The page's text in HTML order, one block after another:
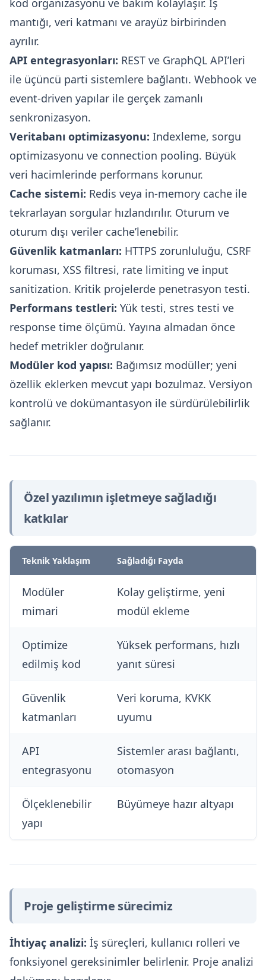
kod organizasyonu ve bakım kolaylaşır. İş
mantığı, veri katmanı ve arayüz birbirinden
ayrılır.
API entegrasyonları: REST ve GraphQL API’leri
ile üçüncü parti sistemlere bağlantı. Webhook ve
event-driven yapılar ile gerçek zamanlı
senkronizasyon.
Veritabanı optimizasyonu: Indexleme, sorgu
optimizasyonu ve connection pooling. Büyük
veri hacimlerinde performans korunur.
Cache sistemi: Redis veya in-memory cache ile
tekrarlayan sorgular hızlandırılır. Oturum ve
oturum dışı veriler cache’lenebilir.
Güvenlik katmanları: HTTPS zorunluluğu, CSRF
koruması, XSS filtresi, rate limiting ve input
sanitization. Kritik projelerde penetrasyon testi.
Performans testleri: Yük testi, stres testi ve
response time ölçümü. Yayına almadan önce
hedef metrikler doğrulanır.
Modüler kod yapısı: Bağımsız modüller; yeni
özellik eklerken mevcut yapı bozulmaz. Versiyon
kontrolü ve dokümantasyon ile sürdürülebilirlik
sağlanır.
Özel yazılımın işletmeye sağladığı
katkılar
Teknik Yaklaşım Sağladığı Fayda
Modüler
mimari
Kolay geliştirme, yeni
modül ekleme
Optimize
edilmiş kod
Yüksek performans, hızlı
yanıt süresi
Güvenlik
katmanları
Veri koruma, KVKK
uyumu
API
entegrasyonu
Sistemler arası bağlantı,
otomasyon
Ölçeklenebilir
yapı
Büyümeye hazır altyapı
Proje geliştirme sürecimiz
İhtiyaç analizi: İş süreçleri, kullanıcı rolleri ve
fonksiyonel gereksinimler belirlenir. Proje analizi